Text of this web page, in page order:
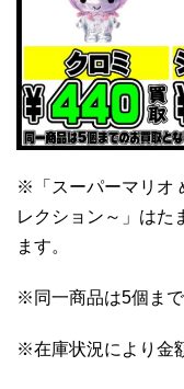
※「スーパーマリオ
レクション～」はた
ます。
※同一商品は5個まで
※在庫状況により金